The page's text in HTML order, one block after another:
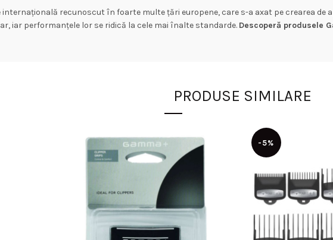
internațională recunoscut în foarte multe țări europene, care s-a axat pe crearea
iar performanțele lor se ridică la cele mai înalte standarde. Descoperă produsele
PRODUSE SIMILARE
-5%